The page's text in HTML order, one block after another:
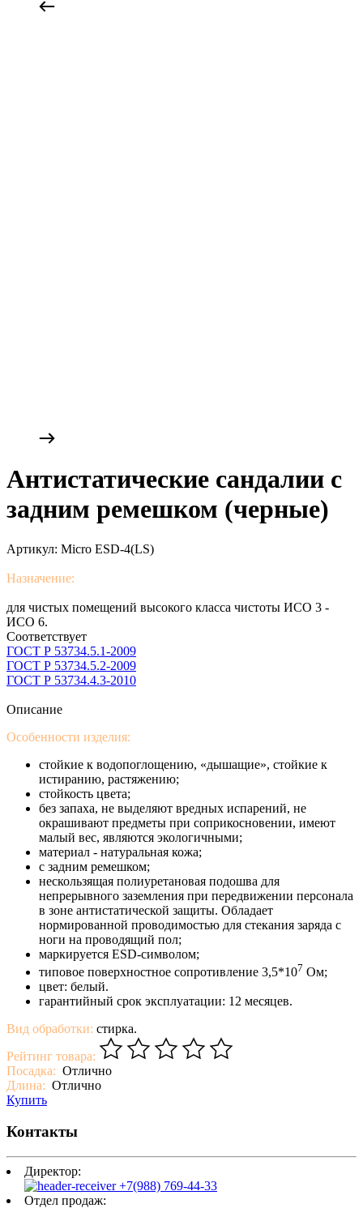
Антистатические сандалии с
задним ремешком (черные)
Артикул: Micro ESD-4(LS)
Назначение:
для чистых помещений высокого класса чистоты ИСО 3 -
ИСО 6.
Соответствует
ГОСТ Р 53734.5.1-2009
ГОСТ Р 53734.5.2-2009
ГОСТ Р 53734.4.3-2010
Описание
Особенности изделия:
стойкие к водопоглощению, «дышащие», стойкие к
истиранию, растяжению;
стойкость цвета;
без запаха, не выделяют вредных испарений, не
окрашивают предметы при соприкосновении, имеют
малый вес, являются экологичными;
материал - натуральная кожа;
с задним ремешком;
нескользящая полиуретановая подошва для
непрерывного заземления при передвижении персонала
в зоне антистатической защиты. Обладает
нормированной проводимостью для стекания заряда с
ноги на проводящий пол;
маркируется ESD-символом;
типовое поверхностное сопротивление 3,5*107 Ом;
цвет: белый.
гарантийный срок эксплуатации: 12 месяцев.
Вид обработки: стирка.
Рейтинг товара:
Посадка: Отлично
Длина: Отлично
Купить
Контакты
Директор:
+7(988) 769-44-33
Отдел продаж: